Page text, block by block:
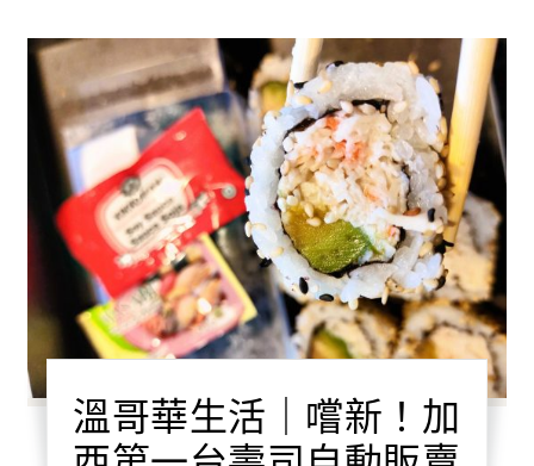
溫哥華生活｜嚐新！加